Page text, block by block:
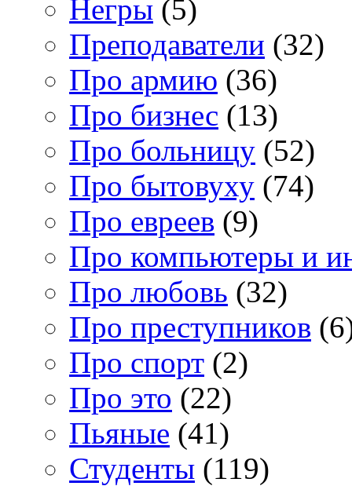
Негры (5)
Преподаватели (32)
Про армию (36)
Про бизнес (13)
Про больницу (52)
Про бытовуху (74)
Про евреев (9)
Про компьютеры и
Про любовь (32)
Про преступников
Про спорт (2)
Про это (22)
Пьяные (41)
Студенты (119)